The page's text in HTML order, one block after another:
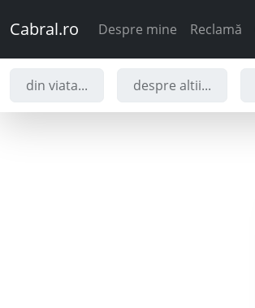
Cabral.ro Despre mine Reclamă
din viata... despre altii...